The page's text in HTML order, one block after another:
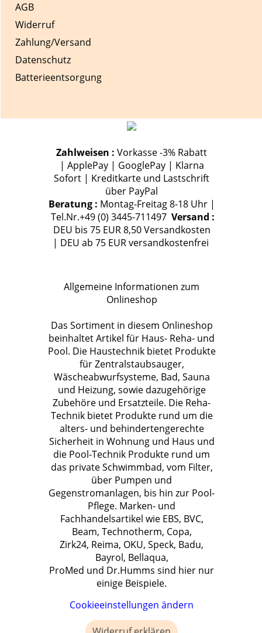
AGB
Widerruf
Zahlung/Versand
Datenschutz
Batterieentsorgung
Zahlweisen : Vorkasse -3% Rabatt
| ApplePay | GooglePay | Klarna
Sofort | Kreditkarte und Lastschrift
über PayPal
Beratung : Montag-Freitag 8-18 Uhr |
Tel.Nr.+49 (0) 3445-711497 Versand :
DEU bis 75 EUR 8,50 Versandkosten
| DEU ab 75 EUR versandkostenfrei
Allgemeine Informationen zum
Onlineshop
Das Sortiment in diesem Onlineshop
beinhaltet Artikel für Haus- Reha- und
Pool. Die Haustechnik bietet Produkte
für Zentralstaubsauger,
Wäscheabwurfsysteme, Bad, Sauna
und Heizung, sowie dazugehörige
Zubehöre und Ersatzteile. Die Reha-
Technik bietet Produkte rund um die
alters- und behindertengerechte
Sicherheit in Wohnung und Haus und
die Pool-Technik Produkte rund um
das private Schwimmbad, vom Filter,
über Pumpen und
Gegenstromanlagen, bis hin zur Pool-
Pflege. Marken- und
Fachhandelsartikel wie EBS, BVC,
Beam, Technotherm, Copa,
Zirk24, Reima, OKU, Speck, Badu,
Bayrol, Bellaqua,
ProMed und Dr.Humms sind hier nur
einige Beispiele.
Cookieeinstellungen ändern